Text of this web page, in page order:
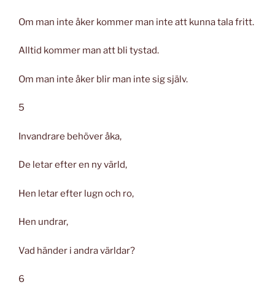
Om man inte åker kommer man inte att kunna tala fritt.
Alltid kommer man att bli tystad.
Om man inte åker blir man inte sig själv.
5
Invandrare behöver åka,
De letar efter en ny värld,
Hen letar efter lugn och ro,
Hen undrar,
Vad händer i andra världar?
6